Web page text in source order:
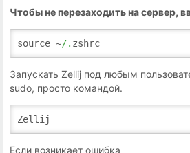
Чтобы не перезаходить на сервер,
source ~/. zshrc
Запускать Zellij под любым
sudo, просто командой.
Zellij
Если возникает ошибка